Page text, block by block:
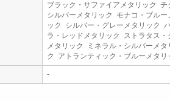
ブラック・サファイアメタリック チ
シルバーメタリック モナコ・ブルー
ック シルバー・グレーメタリック
ラ・レッドメタリック ストラタス・
メタリック ミネラル・シルバーメタ
ク アトランティック・ブルーメタ
-